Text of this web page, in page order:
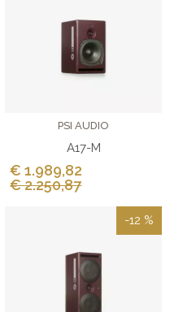
PSI AUDIO
A17-M
€ 1.989,82
€ 2.250,87
-12 %